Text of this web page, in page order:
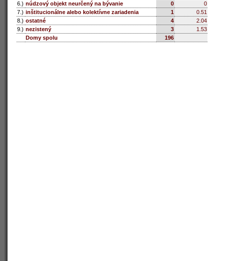
6.) núdzový objekt neurčený na bývanie 0
0
7.) inštitucionálne alebo kolektívne zariadenia 1
0.51
8.) ostatné 4
2.04
9.) nezistený 3
1.53
Domy spolu
196